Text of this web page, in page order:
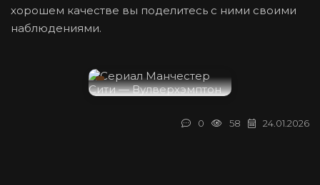
хорошем качестве вы поделитесь с ними своими
наблюдениями.
24.01.2026
58
0